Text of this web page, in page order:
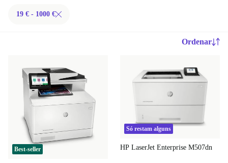
19 € - 1000 €
Ordenar
Best-seller
Só restam alguns
HP LaserJet Enterprise M507dn